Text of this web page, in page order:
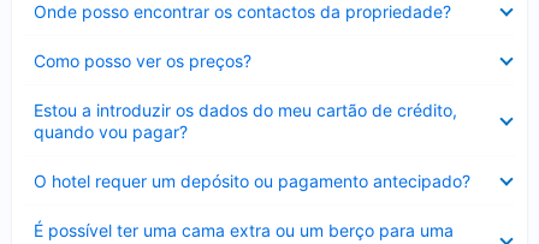
Onde posso encontrar os contactos da propriedade?
fechado
Como posso ver os preços?
fechado
Estou a introduzir os dados do meu cartão de crédito,
quando vou pagar?
fechado
O hotel requer um depósito ou pagamento antecipado?
fechado
É possível ter uma cama extra ou um berço para uma
Elemento
fechado